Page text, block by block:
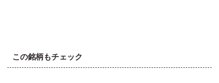
この銘柄もチェック